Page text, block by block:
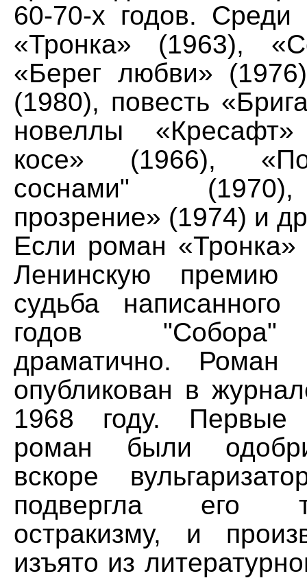
60-70-х годов.
«Тронка» (1963),
«Берег любви»
(1980), повесть
новеллы
косе» (1966),
соснами"
прозрение» (1974) и
Если роман «Тронка»
Ленинскую
судьба
годов "Собора"
драматично.
опубликован в
1968 году. Первые
роман были
вскоре
подвергла его
остракизму, и
изъято из